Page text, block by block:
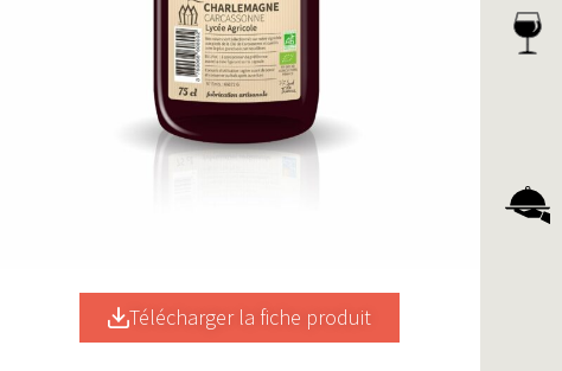
Télécharger la fiche produit